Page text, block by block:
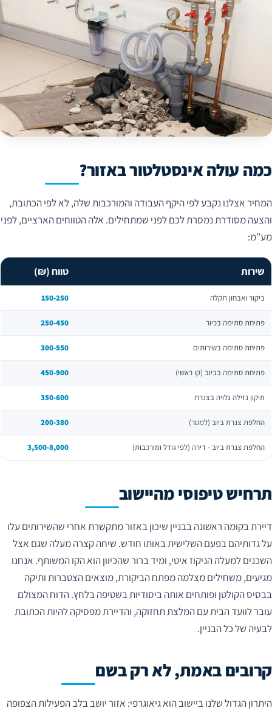
כמה עולה אינסטלטור באזור?
המחיר אצלנו נקבע לפי היקף העבודה והמורכבות שלה, לא לפי הכתובת,
והצעה מסודרת נמסרת לכם לפני שמתחילים. אלה הטווחים הארציים, לפני
מע”מ:
שירות טווח (₪)
ביקור ואבחון תקלה 150-250
פתיחת סתימה בכיור 250-450
פתיחת סתימה בשירותים 300-550
פתיחת סתימה בביוב (קו ראשי) 450-900
תיקון נזילה גלויה בצנרת 350-600
החלפת צנרת ביוב (למטר) 200-380
החלפת צנרת ביוב - דירה (לפי גודל ומורכבות) 3,500-8,000
תרחיש טיפוסי מהיישוב
דיירת בקומה ראשונה בבניין שיכון באזור מתקשרת אחרי שהשירותים עלו
על גדותיהם בפעם השלישית באותו חודש. שיחה קצרה מעלה שגם אצל
השכנים למעלה הניקוז איטי, ומיד ברור שהכיוון הוא הקו המשותף. אנחנו
מגיעים, משחילים מצלמה מפתח הביקורת, מוצאים הצטברות ותיקה
בבסיס הקולטן ופותחים אותה ביסודיות בשטיפה בלחץ. הדוח המצולם
עובר לוועד הבית עם המלצת תחזוקה, והדיירת מפסיקה להיות הכתובת
לבעיה של כל הבניין.
קרובים באמת, לא רק בשם
היתרון הגדול שלנו ביישוב הוא גיאוגרפי: אזור יושב בלב הפעילות הצפופה